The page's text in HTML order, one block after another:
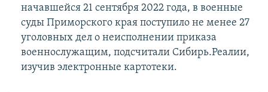
начавшейся 21 сентября 2022 года, в военные
суды Приморского края поступило не менее 27
уголовных дел о неисполнении приказа
военнослужащим, подсчитали Сибирь.Реалии,
изучив электронные картотеки.